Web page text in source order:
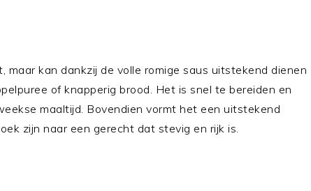
kan dankzij de volle romige saus uitstekend dienen
of knapperig brood. Het is snel te bereiden en
maaltijd. Bovendien vormt het een uitstekend
zijn naar een gerecht dat stevig en rijk is.